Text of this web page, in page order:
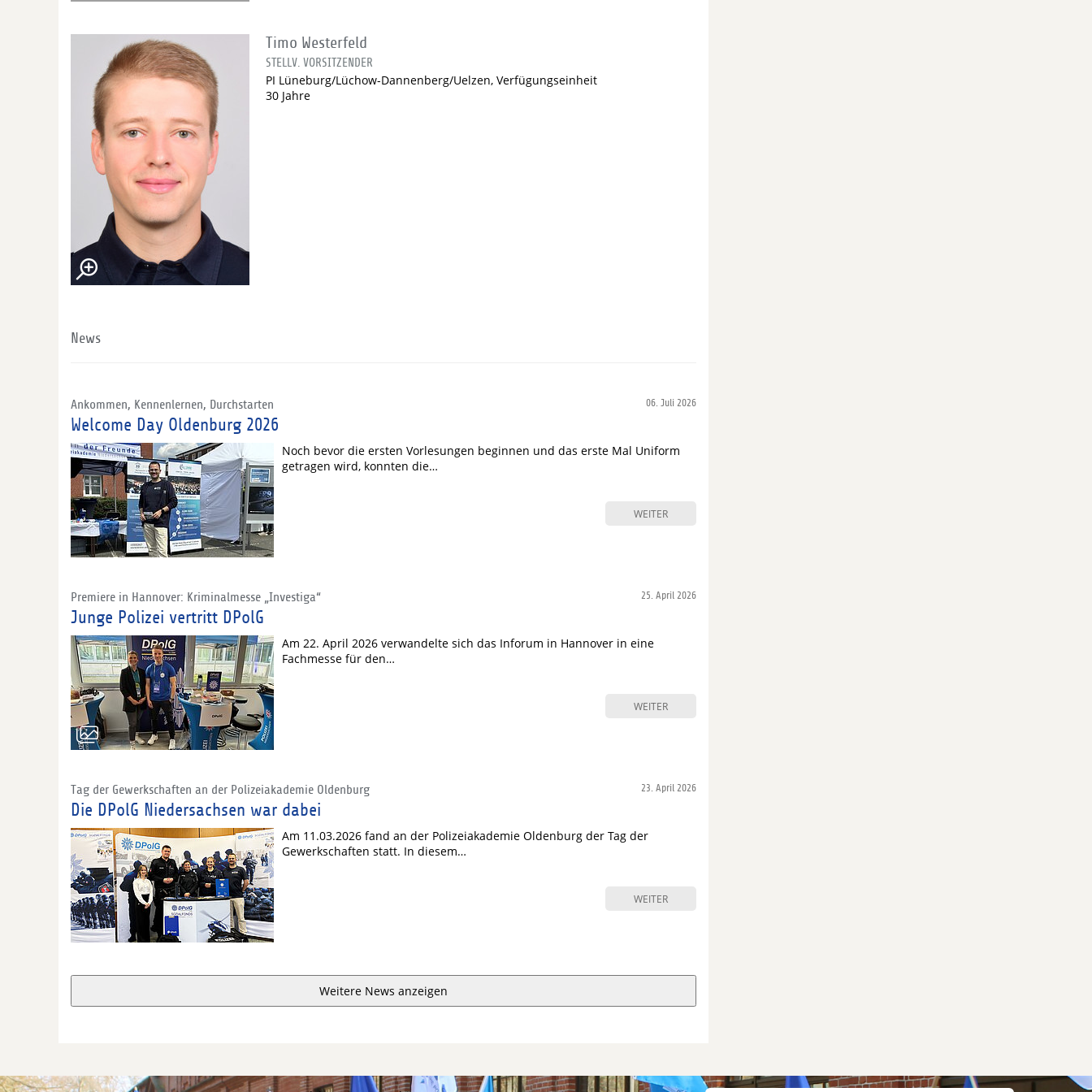
Timo Westerfeld
STELLV. VORSITZENDER
PI Lüneburg/Lüchow-Dannenberg/Uelzen, Verfügungseinheit
30 Jahre
News
06. Juli 2026
Ankommen, Kennenlernen, Durchstarten
Welcome Day Oldenburg 2026
Noch bevor die ersten Vorlesungen beginnen und das erste Mal Uniform
getragen wird, konnten die…
WEITER
25. April 2026
Premiere in Hannover: Kriminalmesse „Investiga“
Junge Polizei vertritt DPolG
Am 22. April 2026 verwandelte sich das Inforum in Hannover in eine
Fachmesse für den…
WEITER
23. April 2026
Tag der Gewerkschaften an der Polizeiakademie Oldenburg
Die DPolG Niedersachsen war dabei
Am 11.03.2026 fand an der Polizeiakademie Oldenburg der Tag der
Gewerkschaften statt. In diesem…
WEITER
Weitere News anzeigen